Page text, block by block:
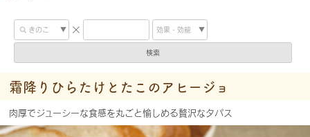
検索
霜降りひらたけとたこのアヒージョ
肉厚でジューシーな食感を丸ごと愉しめる贅沢なタパス